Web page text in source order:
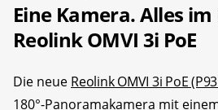
Eine Kamera. Alles im
Reolink OMVI 3i PoE
Die neue Reolink OMVI 3i PoE
180°-Panoramakamera mit